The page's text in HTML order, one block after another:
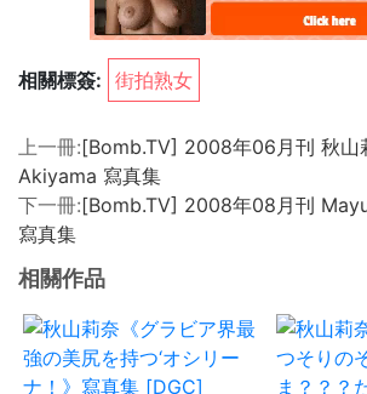
相關標簽: 街拍熟女
上一冊:[Bomb.TV] 2008年06月刊 秋山
Akiyama 寫真集
下一冊:[Bomb.TV] 2008年08月刊
寫真集
相關作品